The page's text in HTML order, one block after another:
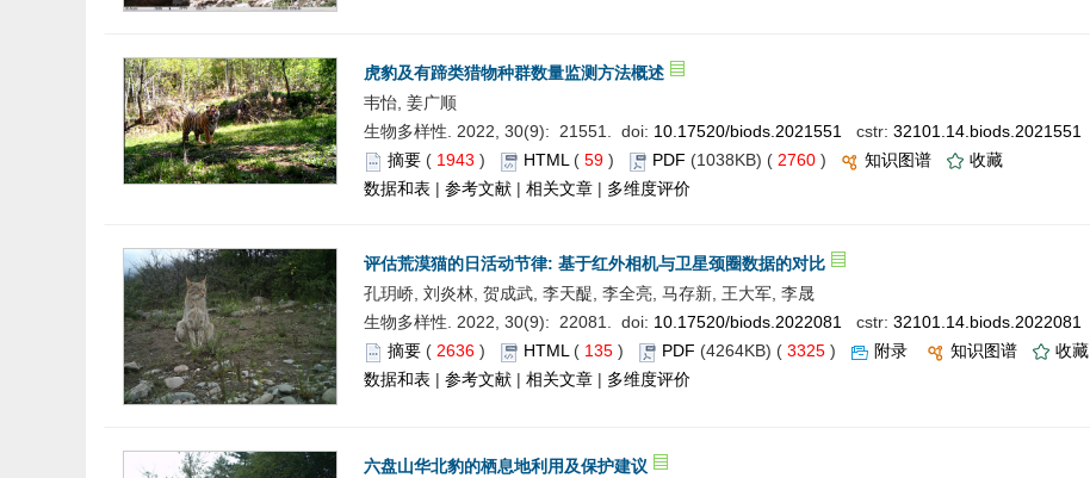
虎豹及有蹄类猎物种群数量监测方法概述
韦怡, 姜广顺
生物多样性. 2022, 30(9): 21551. doi: 10.17520/biods.2021551 cstr: 32101.14.biods.2021551
摘要 ( 1943 ) HTML( 59 ) PDF (1038KB) ( 2760 ) 知识图谱
收藏
数据和表 | 参考文献 | 相关文章 | 多维度评价
评估荒漠猫的日活动节律: 基于红外相机与卫星颈圈数据的对比
孔玥峤, 刘炎林, 贺成武, 李天醍, 李全亮, 马存新, 王大军, 李晟
生物多样性. 2022, 30(9): 22081. doi: 10.17520/biods.2022081 cstr: 32101.14.biods.2022081
摘要 ( 2636 ) HTML( 135 ) PDF (4264KB) ( 3325 ) 附录 知识图谱
收藏
数据和表 | 参考文献 | 相关文章 | 多维度评价
六盘山华北豹的栖息地利用及保护建议